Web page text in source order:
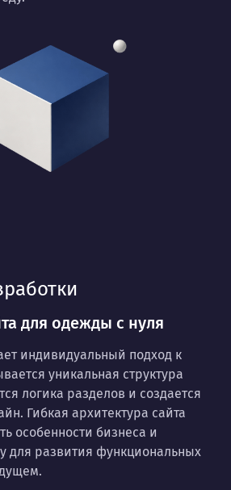
для одежды с нуля
индивидуальный подход к
уникальная структура
логика разделов и создается
Гибкая архитектура сайта
особенности бизнеса и
для развития функциональных